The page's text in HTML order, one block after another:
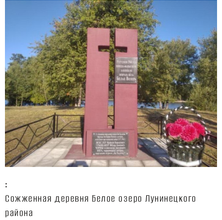
:
Сожженная деревня Белое озеро Лунинецкого
района